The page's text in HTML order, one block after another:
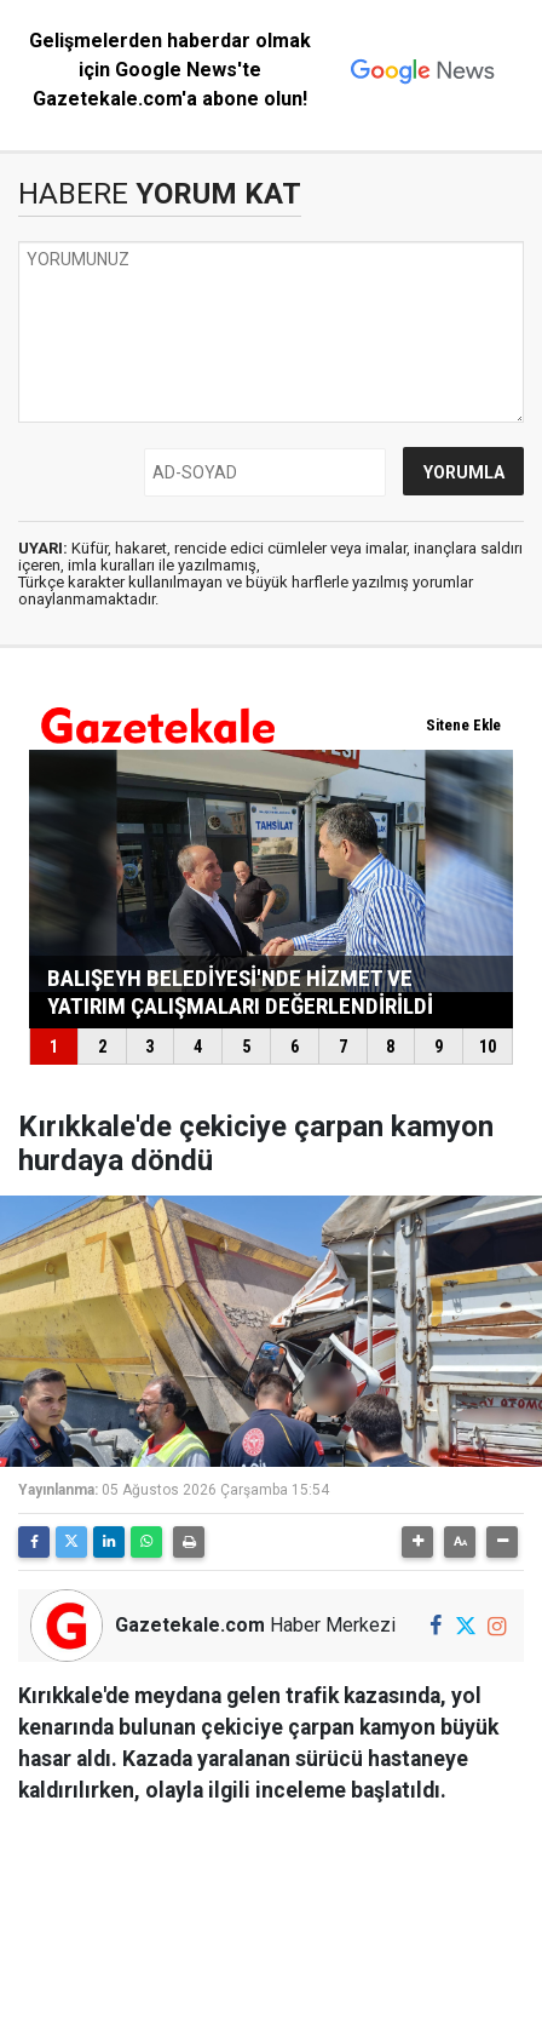
Gelişmelerden haberdar olmak
için Google News'te
Gazetekale.com'a abone olun!
HABERE YORUM KAT
UYARI: Küfür, hakaret, rencide edici cümleler veya imalar, inançlara saldırı
içeren, imla kuralları ile yazılmamış,
Türkçe karakter kullanılmayan ve büyük harflerle yazılmış yorumlar
onaylanmamaktadır.
Kırıkkale'de çekiciye çarpan kamyon
hurdaya döndü
Yayınlanma: 05 Ağustos 2026 Çarşamba 15:54
Gazetekale.com Haber Merkezi
Kırıkkale'de meydana gelen trafik kazasında, yol
kenarında bulunan çekiciye çarpan kamyon büyük
hasar aldı. Kazada yaralanan sürücü hastaneye
kaldırılırken, olayla ilgili inceleme başlatıldı.